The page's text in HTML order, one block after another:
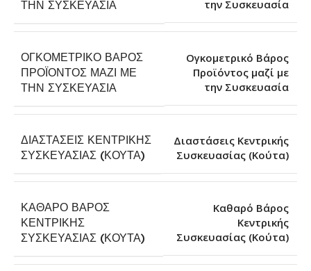
ΤΗΝ ΣΥΣΚΕΥΑΣΊΑ
την Συσκευασία
ΟΓΚΟΜΕΤΡΙΚΌ ΒΆΡΟΣ
ΠΡΟΪΌΝΤΟΣ ΜΑΖΊ ΜΕ
ΤΗΝ ΣΥΣΚΕΥΑΣΊΑ
Ογκομετρικό Βάρος
Προϊόντος μαζί με
την Συσκευασία
ΔΙΑΣΤΆΣΕΙΣ ΚΕΝΤΡΙΚΉΣ
ΣΥΣΚΕΥΑΣΊΑΣ (ΚΟΎΤΑ)
Διαστάσεις Κεντρικής
Συσκευασίας (Κούτα)
ΚΑΘΑΡΌ ΒΆΡΟΣ
ΚΕΝΤΡΙΚΉΣ
ΣΥΣΚΕΥΑΣΊΑΣ (ΚΟΎΤΑ)
Καθαρό Βάρος
Κεντρικής
Συσκευασίας (Κούτα)